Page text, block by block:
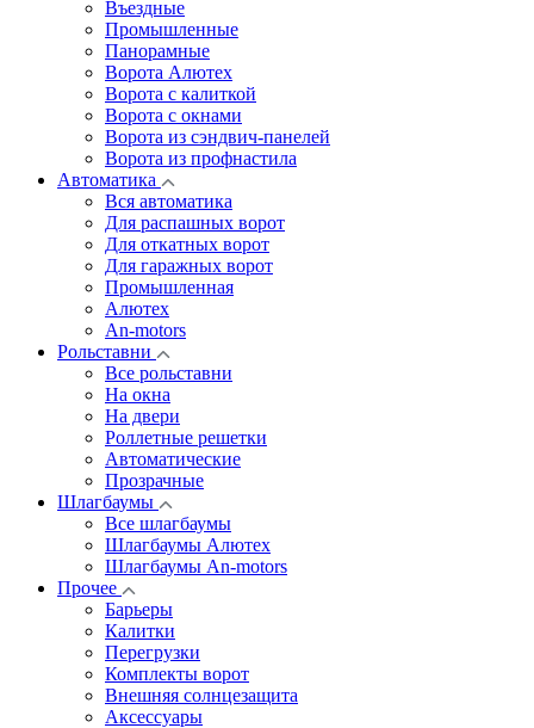
Въездные
Промышленные
Панорамные
Ворота Алютех
Ворота с калиткой
Ворота c окнами
Ворота из сэндвич-панелей
Ворота из профнастила
Автоматика
Вся автоматика
Для распашных ворот
Для откатных ворот
Для гаражных ворот
Промышленная
Алютех
An-motors
Рольставни
Все рольставни
На окна
На двери
Роллетные решетки
Автоматические
Прозрачные
Шлагбаумы
Все шлагбаумы
Шлагбаумы Алютех
Шлагбаумы An-motors
Прочее
Барьеры
Калитки
Перегрузки
Комплекты ворот
Внешняя солнцезащита
Аксессуары